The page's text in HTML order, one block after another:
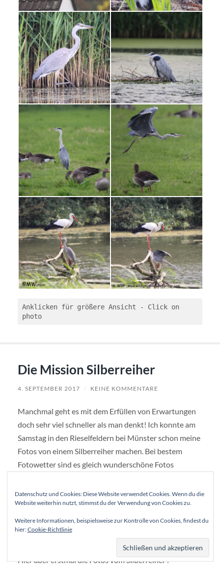
Anklicken für größere Ansicht - Click on
photo
Die Mission Silberreiher
4. SEPTEMBER 2017 / KEINE KOMMENTARE
Manchmal geht es mit dem Erfüllen von Erwartungen
doch sehr viel schneller als man denkt! Ich konnte am
Samstag in den Rieselfeldern bei Münster schon meine
Fotos von einem Silberreiher machen. Bei bestem
Fotowetter sind es gleich wunderschöne Fotos
Überhaupt sind die Rieselfelder das reinste
dort außer Seeadlern fast alles fotografieren. Auch
sehr seltene Vögel wie den Löffler.
Hier aber erstmal die Fotos vom Silberreiher :
Datenschutz und Cookies: Diese Website verwendet Cookies. Wenn du die
Website weiterhin nutzt, stimmst du der Verwendung von Cookies zu.
Weitere Informationen, beispielsweise zur Kontrolle von Cookies, findest du
hier:Cookie-Richtlinie